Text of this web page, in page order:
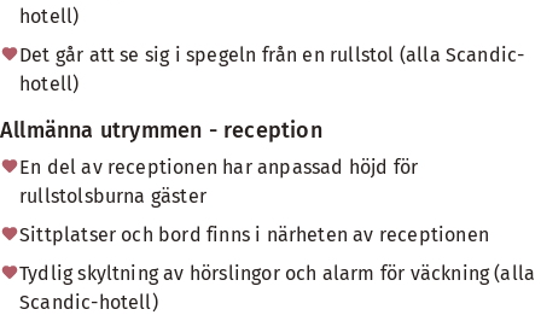
hotell)
Det går att se sig i spegeln från en rullstol (alla Scandic-
hotell)
Allmänna utrymmen - reception
En del av receptionen har anpassad höjd för
rullstolsburna gäster
Sittplatser och bord finns i närheten av receptionen
Tydlig skyltning av hörslingor och alarm för väckning (alla
Scandic-hotell)